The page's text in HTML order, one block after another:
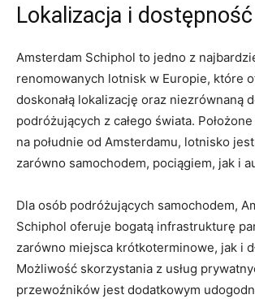
Lokalizacja i dostępność
Amsterdam⁢ Schiphol to jedno z⁤
renomowanych lotnisk w Europie, które
doskonałą lokalizację oraz niezrównaną
‌podróżujących​ z⁤ całego świata.
na południe od Amsterdamu, lotnisko
zarówno samochodem,‍ pociągiem, ⁣jak i
Dla⁤ osób podróżujących samochodem,
Schiphol oferuje bogatą infrastrukturę
zarówno miejsca krótkoterminowe, jak i
Możliwość skorzystania z usług‌
przewoźników​ jest dodatkowym